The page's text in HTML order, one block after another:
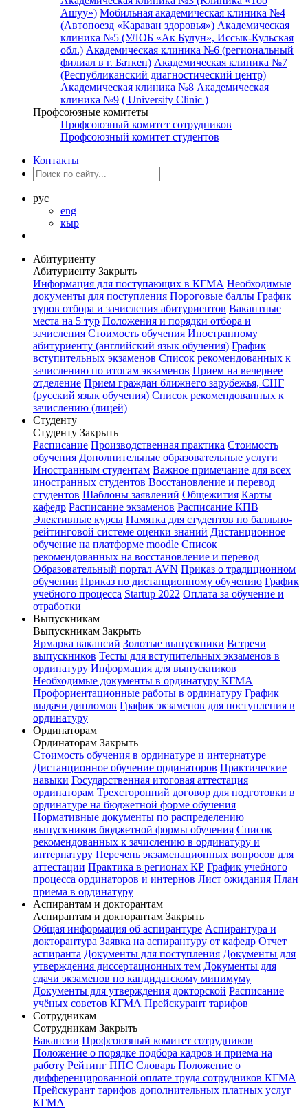
Ашуу») Мобильная академическая клиника №4
(Автопоезд «Караван здоровья») Академическая
клиника №5 (УЛОБ «Ак Булун», Иссык-Кульская
обл.) Академическая клиника №6 (региональный
филиал в г. Баткен) Академическая клиника №7
(Республиканский диагностический центр)
Академическая клиника №8 Академическая
клиника №9 ( University Clinic )
Профсоюзные комитеты
Профсоюзный комитет сотрудников
Профсоюзный комитет студентов
Контакты
рус
eng
кыр
Абитуриенту
Абитуриенту Закрыть
Информация для поступающих в КГМА Необходимые
документы для поступления Пороговые баллы График
туров отбора и зачисления абитуриентов Вакантные
места на 5 тур Положения и порядки отбора и
зачисления Стоимость обучения Иностранному
абитуриенту (английский язык обучения) График
вступительных экзаменов Список рекомендованных к
зачислению по итогам экзаменов Прием на вечернее
отделение Прием граждан ближнего зарубежья, СНГ
(русский язык обучения) Список рекомендованных к
зачислению (лицей)
Студенту
Студенту Закрыть
Расписание Производственная практика Стоимость
обучения Дополнительные образовательные услуги
Иностранным студентам Важное примечание для всех
иностранных студентов Восстановление и перевод
студентов Шаблоны заявлений Общежития Карты
кафедр Расписание экзаменов Расписание КПВ
Элективные курсы Памятка для студентов по балльно-
рейтинговой системе оценки знаний Дистанционное
обучение на платформе moodle Список
рекомендованных на восстановление и перевод
Образовательный портал AVN Приказ о традиционном
обучении Приказ по дистанционному обучению График
учебного процесса Startup 2022 Оплата за обучение и
отработки
Выпускникам
Выпускникам Закрыть
Ярмарка вакансий Золотые выпускники Встречи
выпускников Тесты для вступительных экзаменов в
ординатуру Информация для выпускников
Необходимые документы в ординатуру КГМА
Профориентационные работы в ординатуру График
выдачи дипломов График экзаменов для поступления в
ординатуру
Ординаторам
Ординаторам Закрыть
Стоимость обучения в ординатуре и интернатуре
Дистанционное обучение ординаторов Практические
навыки Государственная итоговая аттестация
ординаторам Трехсторонний договор для подготовки в
ординатуре на бюджетной форме обучения
Нормативные документы по распределению
выпускников бюджетной формы обучения Список
рекомендованных к зачислению в ординатуру и
интернатуру Перечень экзаменационных вопросов для
аттестации Практика в регионах КР График учебного
процесса ординаторов и интернов Лист ожидания План
приема в ординатуру
Аспирантам и докторантам
Аспирантам и докторантам Закрыть
Общая информация об аспирантуре Аспирантура и
докторантура Заявка на аспирантуру от кафедр Отчет
аспиранта Документы для поступления Документы для
утверждения диссертационных тем Документы для
сдачи экзаменов по кандидатскому минимуму
Документы для утверждения докторской Расписание
учёных советов КГМА Прейскурант тарифов
Сотрудникам
Сотрудникам Закрыть
Вакансии Профсоюзный комитет сотрудников
Положение о порядке подбора кадров и приема на
работу Рейтинг ППС Словарь Положение о
дифференцированной оплате труда сотрудников КГМА
Прейскурант тарифов дополнительных платных услуг
КГМА